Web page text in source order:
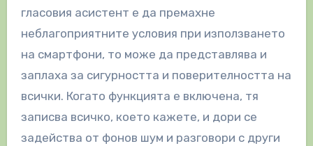
гласовия асистент е да премахне
неблагоприятните условия при използването
на смартфони, то може да представлява и
заплаха за сигурността и поверителността на
всички. Когато функцията е включена, тя
записва всичко, което кажете, и дори се
задейства от фонов шум и разговори с други